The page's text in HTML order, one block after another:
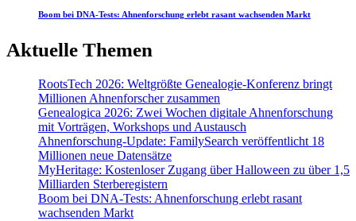
Boom bei DNA-Tests: Ahnenforschung erlebt rasant wachsenden Markt
Aktuelle Themen
RootsTech 2026: Weltgrößte Genealogie-Konferenz bringt
Millionen Ahnenforscher zusammen
Genealogica 2026: Zwei Wochen digitale Ahnenforschung
mit Vorträgen, Workshops und Austausch
Ahnenforschung-Update: FamilySearch veröffentlicht 18
Millionen neue Datensätze
MyHeritage: Kostenloser Zugang über Halloween zu über 1,5
Milliarden Sterberegistern
Boom bei DNA-Tests: Ahnenforschung erlebt rasant
wachsenden Markt